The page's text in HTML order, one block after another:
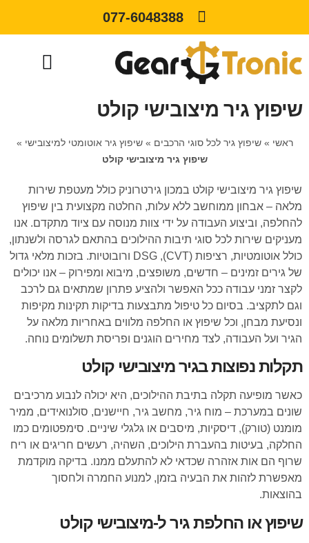
077-6048388
שיפוץ גיר מיצובישי קולט
ראשי »שיפוץ גיר לכל סוגי הרכבים »שיפוץ גיר אוטומטי למיצובישי »
שיפוץ גיר מיצובישי קולט
שיפוץ גיר מיצובישי קולט במכון גירטרוניק כולל מעטפת שירות
מלאה – אבחון ממוחשב ללא עלות, החלטה מקצועית בין שיפוץ
להחלפה, וביצוע העבודה על ידי צוות מנוסה עם ציוד מתקדם. אנו
מעניקים שירות לכל סוגי תיבות ההילוכים בהתאם לגרסה ולשנתון,
כולל אוטומטיות, רציפות (CVT), DSG ורובוטיות. בזכות מלאי גדול
של גירים זמינים – חדשים, משופצים, מיבוא ומפירוק – אנו יכולים
לקצר זמני עבודה ככל האפשר ולהציע פתרון שמתאים גם לרכב
וגם לתקציב. בסיום כל טיפול מתבצעות בדיקות תקינות מקיפות
ונסיעת מבחן, וכל שיפוץ או החלפה מלווים באחריות מלאה על
הגיר ועל העבודה, לצד מחירים הוגנים ופריסת תשלומים נוחה.
תקלות נפוצות בגיר מיצובישי קולט
כאשר מופיעה תקלה בתיבת ההילוכים, היא יכולה לנבוע מרכיבים
שונים במערכת – מוח גיר, מחשב גיר, חיישנים, סולנואידים, ממיר
מומנט (טורק), דיסקיות, מיסבים או גלגלי שיניים. סימפטומים כמו
החלקה, בעיטות בהעברת הילוכים, השהיה, רעשים חריגים או ריח
שרוף הם אות אזהרה שכדאי לא להתעלם ממנו. בדיקה מוקדמת
מאפשרת לזהות את הבעיה בזמן, למנוע החמרה ולחסוך
בהוצאות.
שיפוץ או החלפת גיר ל-מיצובישי קולט